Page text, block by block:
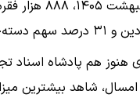
به گزارش
هم پادشاه اسناد
شاهد بیشترین